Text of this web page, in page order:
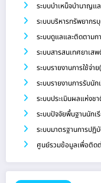
ระบบบำเหน็จบำนาญแ
ระบบบริหารทรัพยากร
ระบบดูแลและติดตามก
ระบบสารสนเทศยาเส
ระบบรายงานการใช้จ่า
ระบบรายงานการรับนั
ระบบประเมินผลแห่งช
ระบบปัจจัยพื้นฐานนักเ
ระบบมาตรฐานการปฏิ
ศูนย์รวมข้อมูลเพื่อติด